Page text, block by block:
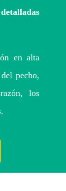
en alta
pecho,
los